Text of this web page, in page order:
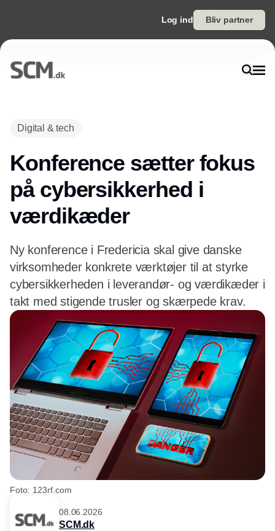
Log ind Bliv partner
Digital & tech
Konference sætter fokus
på cybersikkerhed i
værdikæder
Ny konference i Fredericia skal give danske
virksomheder konkrete værktøjer til at styrke
cybersikkerheden i leverandør- og værdikæder i
takt med stigende trusler og skærpede krav.
Foto: 123rf.com
08.06.2026
SCM.dk